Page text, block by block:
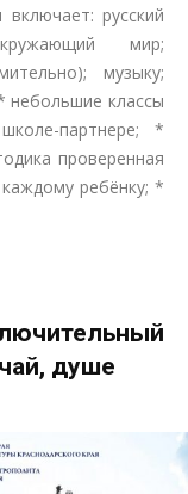
русский
мир;
музыку;
небольшие классы
партнере; *
проверенная
ребёнку; *
душе